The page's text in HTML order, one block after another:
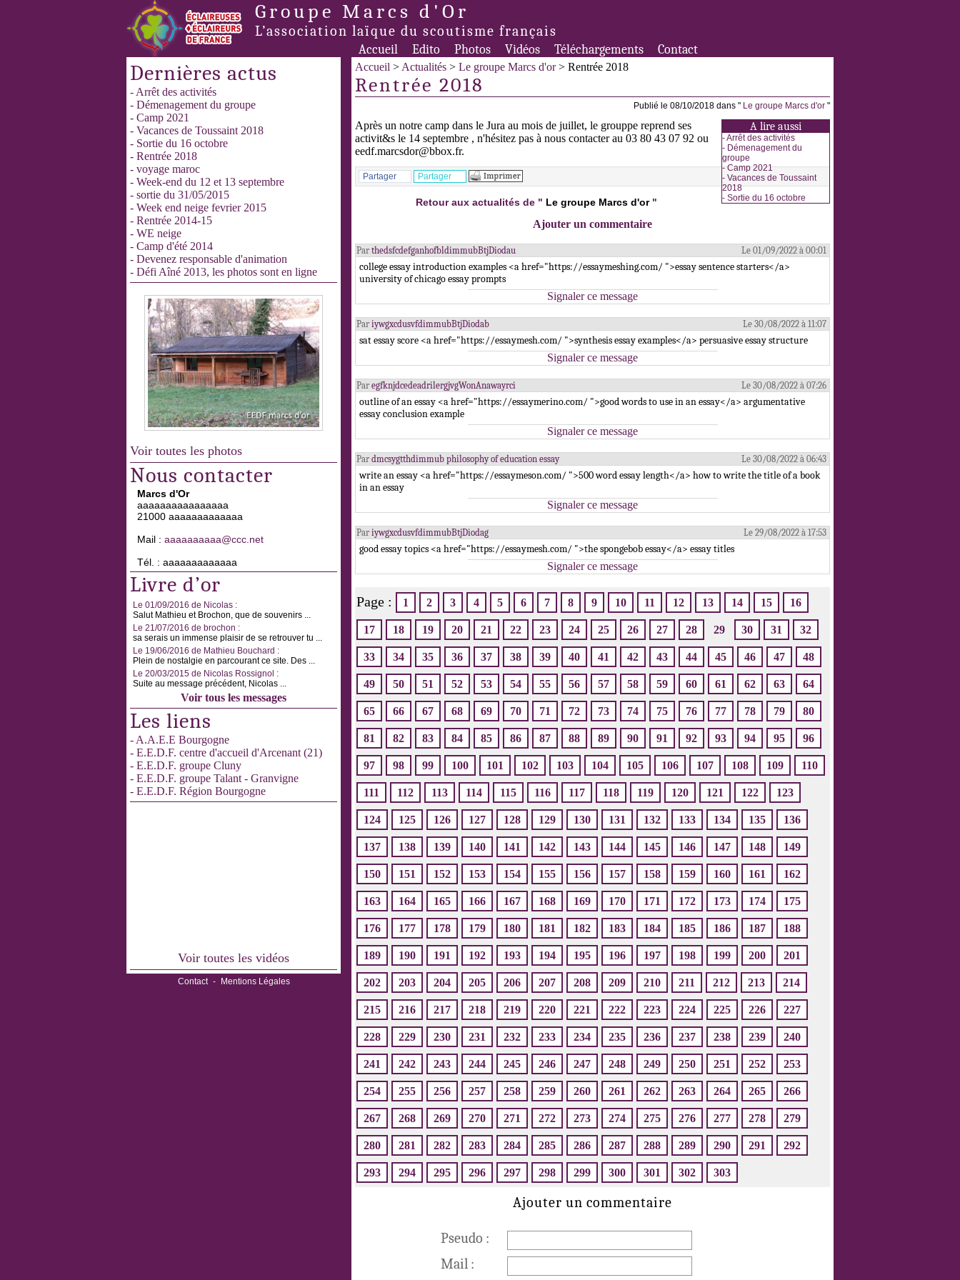
Groupe Marcs d'Or
L’association laïque du scoutisme français
Accueil Edito Photos Vidéos Téléchargements Contact
Dernières actus
- Arrêt des activités
- Démenagement du groupe
- Camp 2021
- Vacances de Toussaint 2018
- Sortie du 16 octobre
- Rentrée 2018
- voyage maroc
- Week-end du 12 et 13 septembre
- sortie du 31/05/2015
- Week end neige fevrier 2015
- Rentrée 2014-15
- WE neige
- Camp d'été 2014
- Devenez responsable d'animation
- Défi Aîné 2013, les photos sont en ligne
Voir toutes les photos
Nous contacter
Marcs d'Or
aaaaaaaaaaaaaaaa
21000 aaaaaaaaaaaaa
Mail : aaaaaaaaaa@ccc.net
Tél. : aaaaaaaaaaaaa
Livre d’or
Le 01/09/2016 de Nicolas :
Salut Mathieu et Brochon, que de souvenirs ...
Le 21/07/2016 de brochon :
sa serais un immense plaisir de se retrouver tu ...
Le 19/06/2016 de Mathieu Bouchard :
Plein de nostalgie en parcourant ce site. Des ...
Le 20/03/2015 de Nicolas Rossignol :
Suite au message précédent, Nicolas ...
Voir tous les messages
Les liens
- A.A.E.E Bourgogne
- E.E.D.F. centre d'accueil d'Arcenant (21)
- E.E.D.F. groupe Cluny
- E.E.D.F. groupe Talant - Granvigne
- E.E.D.F. Région Bourgogne
Voir toutes les vidéos
Contact - Mentions Légales
Accueil > Actualités > Le groupe Marcs d'or> Rentrée 2018
Rentrée 2018
Publié le 08/10/2018 dans " Le groupe Marcs d'or "
A lire aussi
-Arrêt des activités
- Démenagement du
groupe
-Camp 2021
- Vacances de Toussaint
2018
- Sortie du 16 octobre
Après un notre camp dans le Jura au mois de juillet, le grouppe reprend ses
activit&s le 14 septembre , n'hésitez pas à nous contacter au 03 80 43 07 92 ou
eedf.marcsdor@bbox.fr.
Partager Partager
Retour aux actualités de " Le groupe Marcs d'or"
Ajouter un commentaire
Par thedsfcdefganhofbldimmubBtjDiodau Le 01/09/2022 à 00:01
college essay introduction examples <a href="https://essaymeshing.com/ ">essay sentence starters</a>
university of chicago essay prompts
Signaler ce message
Par iywgxcdusvfdimmubBtjDiodab Le 30/08/2022 à 11:07
sat essay score <a href="https://essaymesh.com/ ">synthesis essay examples</a> persuasive essay structure
Signaler ce message
Par egfknjdcedeadrilergjvgWonAnawayrci Le 30/08/2022 à 07:26
outline of an essay <a href="https://essaymerino.com/ ">good words to use in an essay</a> argumentative
essay conclusion example
Signaler ce message
Par dmcsygtthdimmub philosophy of education essay Le 30/08/2022 à 06:43
write an essay <a href="https://essaymeson.com/ ">500 word essay length</a> how to write the title of a book
in an essay
Signaler ce message
Par iywgxcdusvfdimmubBtjDiodag Le 29/08/2022 à 17:53
good essay topics <a href="https://essaymesh.com/ ">the spongebob essay</a> essay titles
Signaler ce message
Page : 1 2 3 4 5 6 7 8 9 10 11 12 13 14 15 16
17 18 19 20 21 22 23 24 25 26 27 28 29 30 31 32
33 34 35 36 37 38 39 40 41 42 43 44 45 46 47 48
49 50 51 52 53 54 55 56 57 58 59 60 61 62 63 64
65 66 67 68 69 70 71 72 73 74 75 76 77 78 79 80
81 82 83 84 85 86 87 88 89 90 91 92 93 94 95 96
97 98 99 100 101 102 103 104 105 106 107 108 109 110
111 112 113 114 115 116 117 118 119 120 121 122 123
124 125 126 127 128 129 130 131 132 133 134 135 136
137 138 139 140 141 142 143 144 145 146 147 148 149
150 151 152 153 154 155 156 157 158 159 160 161 162
163 164 165 166 167 168 169 170 171 172 173 174 175
176 177 178 179 180 181 182 183 184 185 186 187 188
189 190 191 192 193 194 195 196 197 198 199 200 201
202 203 204 205 206 207 208 209 210 211 212 213 214
215 216 217 218 219 220 221 222 223 224 225 226 227
228 229 230 231 232 233 234 235 236 237 238 239 240
241 242 243 244 245 246 247 248 249 250 251 252 253
254 255 256 257 258 259 260 261 262 263 264 265 266
267 268 269 270 271 272 273 274 275 276 277 278 279
280 281 282 283 284 285 286 287 288 289 290 291 292
293 294 295 296 297 298 299 300 301 302 303
Ajouter un commentaire
Pseudo :
Mail :